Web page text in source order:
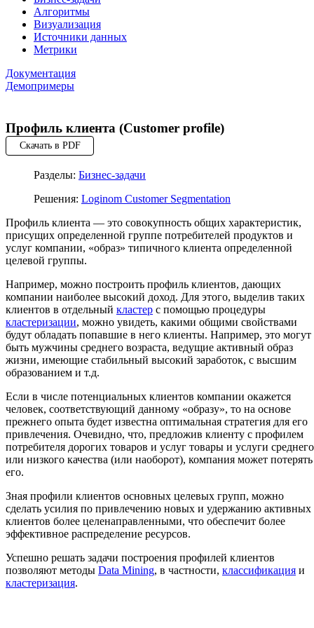
Алгоритмы
Визуализация
Источники данных
Метрики
Документация
Демопримеры
Профиль клиента (Customer profile)
Скачать в PDF
Разделы: Бизнес-задачи
Решения: Loginom Customer Segmentation
Профиль клиента — это совокупность общих характеристик,
присущих определенной группе потребителей продуктов и
услуг компании, «образ» типичного клиента определенной
целевой группы.
Например, можно построить профиль клиентов, дающих
компании наиболее высокий доход. Для этого, выделив таких
клиентов в отдельный кластер с помощью процедуры
кластеризации, можно увидеть, какими общими свойствами
будут обладать попавшие в него клиенты. Например, это могут
быть мужчины среднего возраста, ведущие активный образ
жизни, имеющие стабильный высокий заработок, с высшим
образованием и т.д.
Если в числе потенциальных клиентов компании окажется
человек, соответствующий данному «образу», то на основе
прежнего опыта будет известна оптимальная стратегия для его
привлечения. Очевидно, что, предложив клиенту с профилем
потребителя дорогих товаров и услуг товары и услуги среднего
или низкого качества (или наоборот), компания может потерять
его.
Зная профили клиентов основных целевых групп, можно
сделать усилия по привлечению новых и удержанию активных
клиентов более целенаправленными, что обеспечит более
эффективное распределение ресурсов.
Успешно решать задачи построения профилей клиентов
позволяют методы Data Mining, в частности, классификация и
кластеризация.